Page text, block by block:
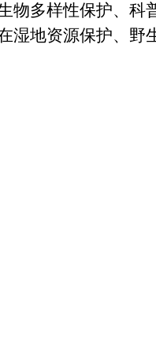
物多样性保护、科
湿地资源保护、野